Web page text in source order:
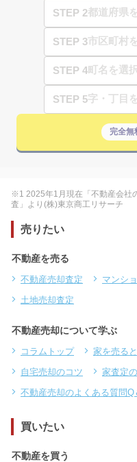
STEP 2
STEP 3
STEP 4
STEP 5
完全無
※1 2025年1月現在「不動産会社
査」より(株)東京商工リサーチ
売りたい
不動産を売る
不動産売却査定 マンシ
土地売却査定
不動産売却について学ぶ
コラムトップ 家を売る
自宅売却のコツ
家査定
不動産売却のよくある質問Q
買いたい
不動産を買う